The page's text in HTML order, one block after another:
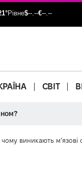
Рівне$--.--€--.--
СВІТ
чому виникають м’язові